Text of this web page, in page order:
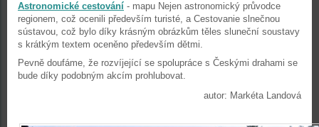
Astronomické cestování - mapu Nejen astronomický průvodce
regionem, což ocenili především turisté, a Cestovanie slnečnou
sústavou, což bylo díky krásným obrázkům těles sluneční soustavy
s krátkým textem oceněno především dětmi.
Pevně doufáme, že rozvíjející se spolupráce s Českými drahami se
bude díky podobným akcím prohlubovat.
autor: Markéta Landová